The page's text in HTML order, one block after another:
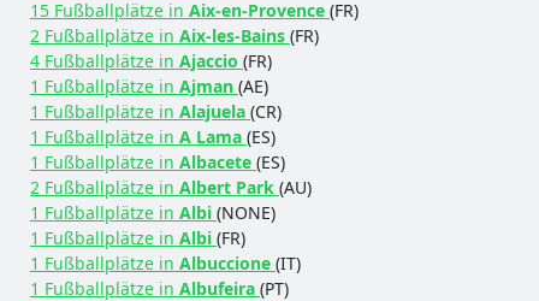
15 Fußballplätze in Aix-en-Provence (FR)
2 Fußballplätze in Aix-les-Bains (FR)
4 Fußballplätze in Ajaccio (FR)
1 Fußballplätze in Ajman (AE)
1 Fußballplätze in Alajuela (CR)
1 Fußballplätze in A Lama (ES)
1 Fußballplätze in Albacete (ES)
2 Fußballplätze in Albert Park (AU)
1 Fußballplätze in Albi (NONE)
1 Fußballplätze in Albi (FR)
1 Fußballplätze in Albuccione (IT)
1 Fußballplätze in Albufeira (PT)